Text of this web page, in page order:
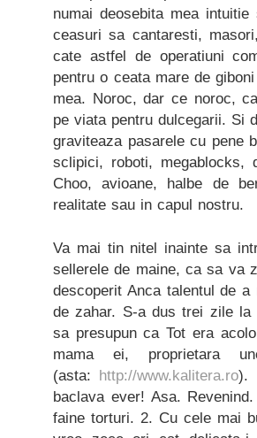
numai deosebita mea
ceasuri sa cantaresti,
cate astfel de operatiuni
pentru o ceata mare de
mea. Noroc, dar ce noroc,
pe viata pentru dulcegarii. Si
graviteaza pasarele cu pene
sclipici, roboti, megablocks,
Choo, avioane, halbe de
realitate sau in capul nostru.
Va mai tin nitel inainte sa
sellerele de maine, ca sa va
descoperit Anca talentul de
de zahar. S-a dus trei zile
sa presupun ca Tot era
mama ei, proprietara
(asta: http://www.kalitera.ro).
baclava ever! Asa.
faine torturi. 2. Cu cele mai